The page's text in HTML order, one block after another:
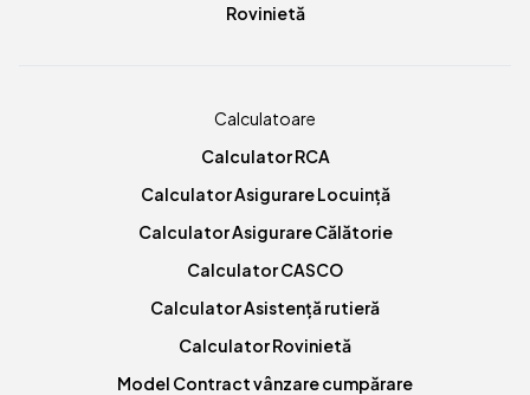
Rovinietă
Calculatoare
Calculator RCA
Calculator Asigurare Locuință
Calculator Asigurare Călătorie
Calculator CASCO
Calculator Asistență rutieră
Calculator Rovinietă
Model Contract vânzare cumpărare